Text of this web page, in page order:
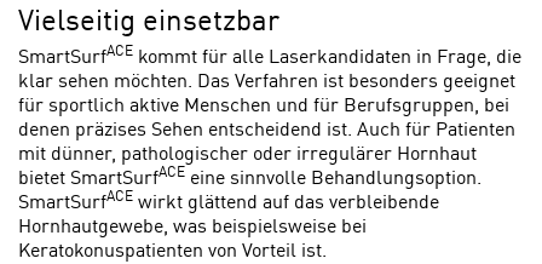
Vielseitig einsetzbar
SmartSurfACE kommt für alle Laserkandidaten in Frage, die
klar sehen möchten. Das Verfahren ist besonders geeignet
für sportlich aktive Menschen und für Berufsgruppen, bei
denen präzises Sehen entscheidend ist. Auch für Patienten
mit dünner, pathologischer oder irregulärer Hornhaut
bietet SmartSurfACE eine sinnvolle Behandlungsoption.
SmartSurfACE wirkt glättend auf das verbleibende
Hornhautgewebe, was beispielsweise bei
Keratokonuspatienten von Vorteil ist.